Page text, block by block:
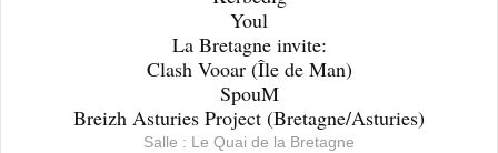
Youl
La Bretagne invite:
Clash Vooar (Île de Man)
SpouM
Breizh Asturies Project (Bretagne/Asturies)
Salle : Le Quai de la Bretagne